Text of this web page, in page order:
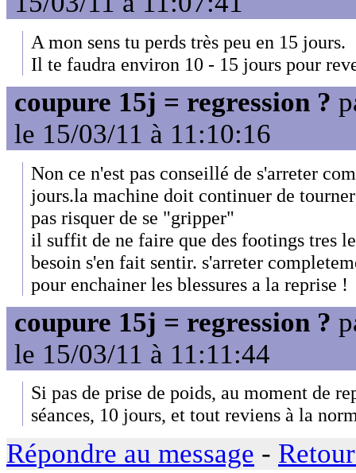
A mon sens tu perds très peu en 15 jours.
Il te faudra environ 10 - 15 jours pour
coupure 15j = regression ?
le 15/03/11 à 11:10:16
Non ce n'est pas conseillé de s'arreter
jours.la machine doit continuer de
pas risquer de se "gripper"
il suffit de ne faire que des footings tres
besoin s'en fait sentir. s'arreter
pour enchainer les blessures a la reprise !
coupure 15j = regression ?
le 15/03/11 à 11:11:44
Si pas de prise de poids, au moment de
séances, 10 jours, et tout reviens à la
Répondre au message -